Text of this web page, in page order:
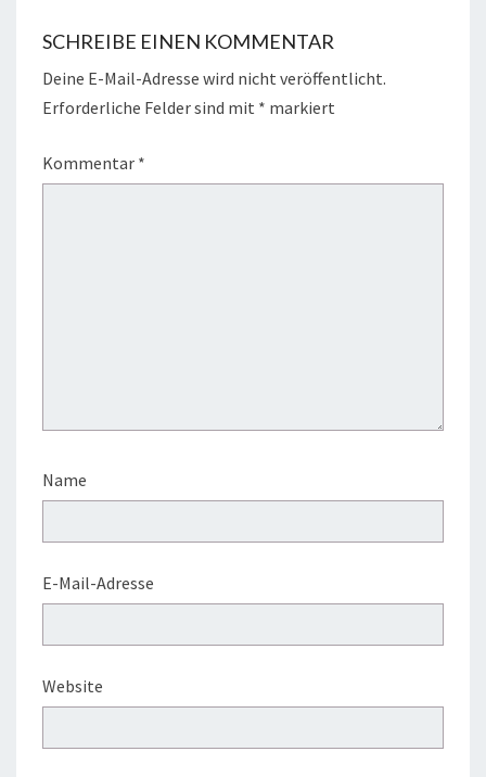
SCHREIBE EINEN KOMMENTAR
Deine E-Mail-Adresse wird nicht veröffentlicht.
Erforderliche Felder sind mit * markiert
Kommentar *
Name
E-Mail-Adresse
Website